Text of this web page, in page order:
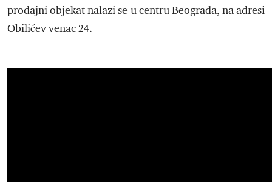
prodajni objekat nalazi se u centru Beograda, na adresi
Obilićev venac 24.